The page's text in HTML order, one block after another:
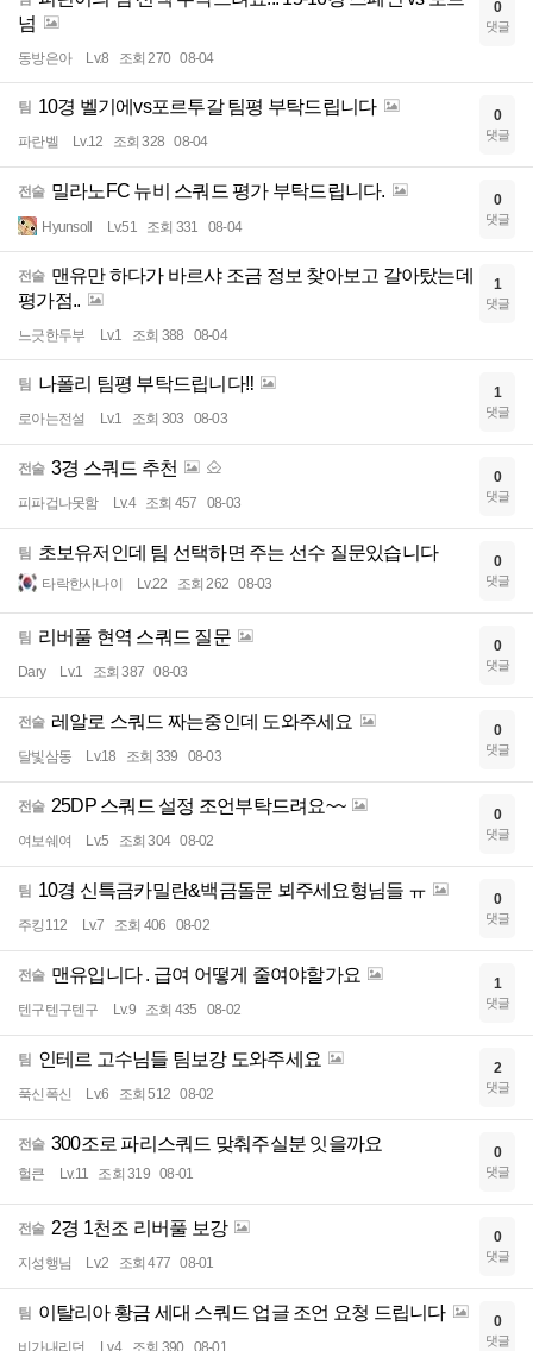
넘
동방은아 Lv.8 조회 270 08-04
0
댓글
팀 10경 벨기에vs포르투갈 팀평 부탁드립니다
파란벨 Lv.12 조회 328 08-04
0
댓글
전술 밀라노FC 뉴비 스쿼드 평가 부탁드립니다.
Hyunsoll Lv.51 조회 331 08-04
0
댓글
전술 맨유만 하다가 바르샤 조금 정보 찾아보고 갈아탔는데
평가점..
느긋한두부 Lv.1 조회 388 08-04
1
댓글
팀 나폴리 팀평 부탁드립니다‼️
로아는전설 Lv.1 조회 303 08-03
1
댓글
전술 3경 스쿼드 추천
피파겁나못함 Lv.4 조회 457 08-03
0
댓글
팀 초보유저인데 팀 선택하면 주는 선수 질문있습니다
타락한사나이 Lv.22 조회 262 08-03
0
댓글
팀 리버풀 현역 스쿼드 질문
Dary Lv.1 조회 387 08-03
0
댓글
전술 레알로 스쿼드 짜는중인데 도와주세요
달빛삼동 Lv.18 조회 339 08-03
0
댓글
전술 25DP 스쿼드 설정 조언부탁드려요~~
여보쉐여 Lv.5 조회 304 08-02
0
댓글
팀 10경 신특금카밀란&백금돌문 뵈주세요형님들 ㅠ
주킹112 Lv.7 조회 406 08-02
0
댓글
전술 맨유입니다 . 급여 어떻게 줄여야할가요
텐구텐구텐구 Lv.9 조회 435 08-02
1
댓글
팀 인테르 고수님들 팀보강 도와주세요
푹신폭신 Lv.6 조회 512 08-02
2
댓글
전술 300조로 파리스쿼드 맞춰주실분 잇을까요
헐큰 Lv.11 조회 319 08-01
0
댓글
전술 2경 1천조 리버풀 보강
지성행님 Lv.2 조회 477 08-01
0
댓글
팀 이탈리아 황금 세대 스쿼드 업글 조언 요청 드립니다
비가내리던 Lv.4 조회 390 08-01
0
댓글